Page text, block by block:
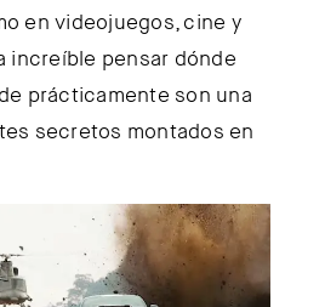
en videojuegos, cine y
increíble pensar dónde
prácticamente son una
secretos montados en